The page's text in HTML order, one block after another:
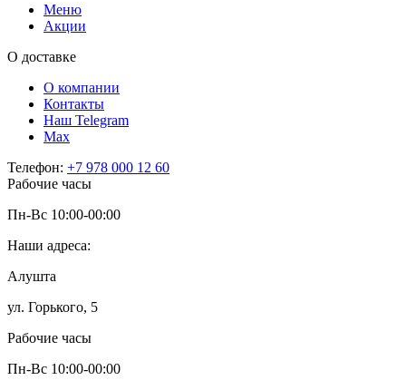
Меню
Акции
О доставке
О компании
Контакты
Наш Telegram
Мах
Телефон: +7 978 000 12 60
Рабочие часы
Пн-Вс 10:00-00:00
Наши адреса:
Алушта
ул. Горького, 5
Рабочие часы
Пн-Вс 10:00-00:00